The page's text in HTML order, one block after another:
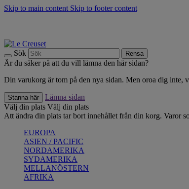
Skip to main content Skip to footer content
Sök Rensa
Är du säker på att du vill lämna den här sidan?
Din varukorg är tom på den nya sidan. Men oroa dig inte,
Stanna här
Lämna sidan
Välj din plats Välj din plats
Att ändra din plats tar bort innehållet från din korg. Varor
EUROPA
ASIEN / PACIFIC
NORDAMERIKA
SYDAMERIKA
MELLANÖSTERN
AFRIKA